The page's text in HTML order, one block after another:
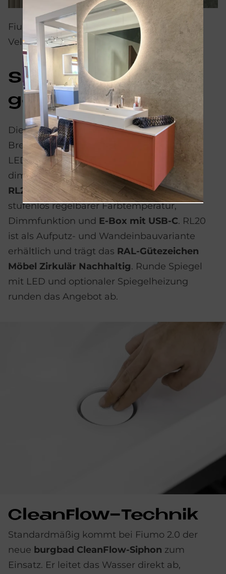
Fiumo 2.0. mit vertikaler Struktur. Front:
Veloursgrau Softmatt, Griff: Weiß matt.
Spie­gel und Spie­
gel­schrän­ke RL20
Die Spiegelschränke sind in verschiedenen
Breiten und Ausführungen verfügbar, mit
LED-Beleuchtung, Steckdosen und
dimmbaren Funktionen. Neu ist die Serie
RL20
mit umlaufendem LED-Lichtband,
stufenlos regelbarer Farbtemperatur,
Dimmfunktion und E-Box mit USB-C. RL20
ist als Aufputz- und Wandeinbauvariante
erhältlich und trägt das RAL-Gütezeichen
Möbel Zirkulär Nachhaltig. Runde Spiegel
mit LED und optionaler Spiegelheizung
runden das Angebot ab.
Clean­Flow-Tech­nik
Standardmäßig kommt bei Fiumo 2.0 der
neue burgbad CleanFlow-Siphon zum
Einsatz. Er leitet das Wasser direkt ab,